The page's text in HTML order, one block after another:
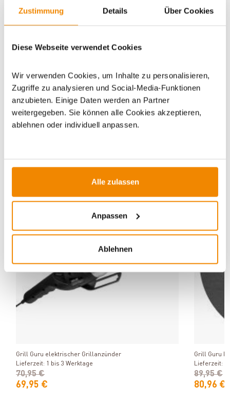
Zustimmung Details Über Cookies
Diese Webseite verwendet Cookies
Wir verwenden Cookies, um Inhalte zu personalisieren,
Zugriffe zu analysieren und Social-Media-Funktionen
anzubieten. Einige Daten werden an Partner
weitergegeben. Sie können alle Cookies akzeptieren,
ablehnen oder individuell anpassen.
Alle zulassen
Anpassen
Ablehnen
Artikeldatenblatt drucken Frage zum Artikel
Dieses Produkt finden Sie unter: Grillzubehör Zubehör
Pizzazubehör
Pizzasteine
ZUBEHÖR
-1%
Grill Guru elektrischer Grillanzünder
Lieferzeit: 1 bis 3 Werktage
69,95 €
70,95 €
-10%
Grill Guru
Lieferzeit: 1
80,96 €
89,95 €